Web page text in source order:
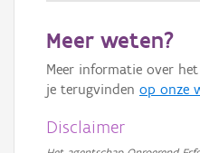
Meer weten?
Meer informatie over
je terugvinden op onze
Disclaimer